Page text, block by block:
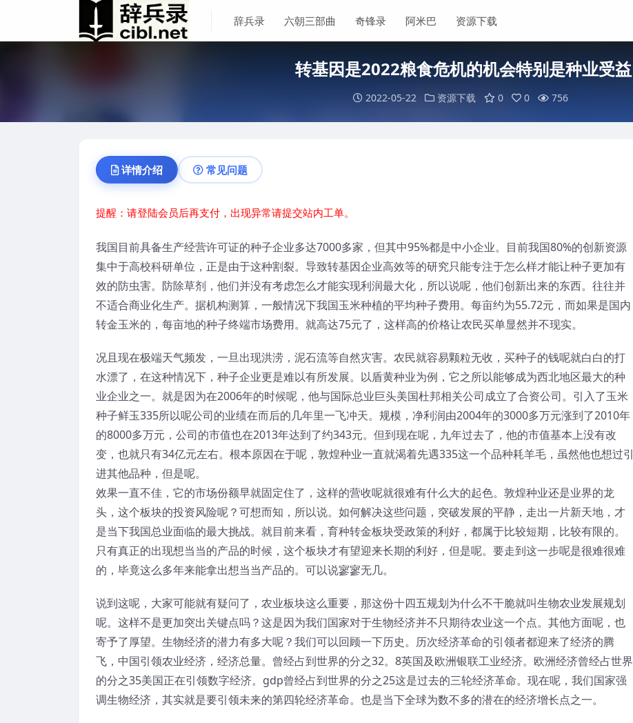
辞兵录 六朝三部曲 奇锋录 阿米巴 资源下载
转基因是2022粮食危机的机会特别是种业受益
2022-05-22 资源下载 0 0 756
详情介绍 常见问题
提醒：请登陆会员后再支付，出现异常请提交站内工单。
我国目前具备生产经营许可证的种子企业多达7000多家，但其中95%都是中小企业。目前我国80%的创新资源
集中于高校科研单位，正是由于这种割裂。导致转基因企业高效等的研究只能专注于怎么样才能让种子更加有
效的防虫害。防除草剂，他们并没有考虑怎么才能实现利润最大化，所以说呢，他们创新出来的东西。往往并
不适合商业化生产。据机构测算，一般情况下我国玉米种植的平均种子费用。每亩约为55.72元，而如果是国内
转金玉米的，每亩地的种子终端市场费用。就高达75元了，这样高的价格让农民买单显然并不现实。
况且现在极端天气频发，一旦出现洪涝，泥石流等自然灾害。农民就容易颗粒无收，买种子的钱呢就白白的打
水漂了，在这种情况下，种子企业更是难以有所发展。以盾黄种业为例，它之所以能够成为西北地区最大的种
业企业之一。就是因为在2006年的时候呢，他与国际总业巨头美国杜邦相关公司成立了合资公司。引入了玉米
种子鲜玉335所以呢公司的业绩在而后的几年里一飞冲天。规模，净利润由2004年的3000多万元涨到了2010年
的8000多万元，公司的市值也在2013年达到了约343元。但到现在呢，九年过去了，他的市值基本上没有改
变，也就只有34亿元左右。根本原因在于呢，敦煌种业一直就渴着先遇335这一个品种耗羊毛，虽然他也想过引
进其他品种，但是呢。
效果一直不佳，它的市场份额早就固定住了，这样的营收呢就很难有什么大的起色。敦煌种业还是业界的龙
头，这个板块的投资风险呢？可想而知，所以说。如何解决这些问题，突破发展的平静，走出一片新天地，才
是当下我国总业面临的最大挑战。就目前来看，育种转金板块受政策的利好，都属于比较短期，比较有限的。
只有真正的出现想当当的产品的时候，这个板块才有望迎来长期的利好，但是呢。要走到这一步呢是很难很难
的，毕竟这么多年来能拿出想当当产品的。可以说寥寥无几。
说到这呢，大家可能就有疑问了，农业板块这么重要，那这份十四五规划为什么不干脆就叫生物农业发展规划
呢。这样不是更加突出关键点吗？这是因为我们国家对于生物经济并不只期待农业这一个点。其他方面呢，也
寄予了厚望。生物经济的潜力有多大呢？我们可以回顾一下历史。历次经济革命的引领者都迎来了经济的腾
飞，中国引领农业经济，经济总量。曾经占到世界的分之32。8英国及欧洲银联工业经济。欧洲经济曾经占世界
的分之35美国正在引领数字经济。gdp曾经占到世界的分之25这是过去的三轮经济革命。现在呢，我们国家强
调生物经济，其实就是要引领未来的第四轮经济革命。也是当下全球为数不多的潜在的经济增长点之一。